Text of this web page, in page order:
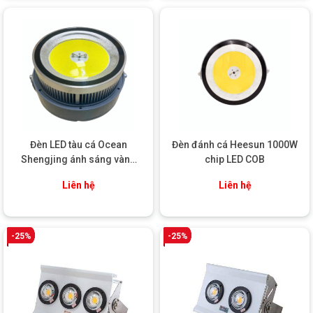
Đèn đánh cá Heesun 1000W chip LED SMD an toàn và thân thiện với
ỨNG DỤNG THỰC TẾ CỦA ĐÈN ĐÁNH CÁ
HEESUN 1000W CHIP LED SMD
Tối ưu hiệu suất đánh bắt trong nghề cá xa bờ
Dùng cho các tàu khai thác cá – mực xa bờ ở ngư trường
sâu.
Phù hợp với nghề lưới vây, lưới chụp, câu mực, pha xúc…
Tối ưu chi phí vận hành cho tàu thuyền
Với trọng lượng nhẹ chỉ 4.7kg, giảm tải cho tàu, giảm tiêu
hao nhiên liệu.
Đèn LED tàu cá Ocean
Shengjing ánh sáng vàng
Liên hệ
Đèn đánh cá Heesun 1000W
chip LED COB
Liên hệ
-25% -25%